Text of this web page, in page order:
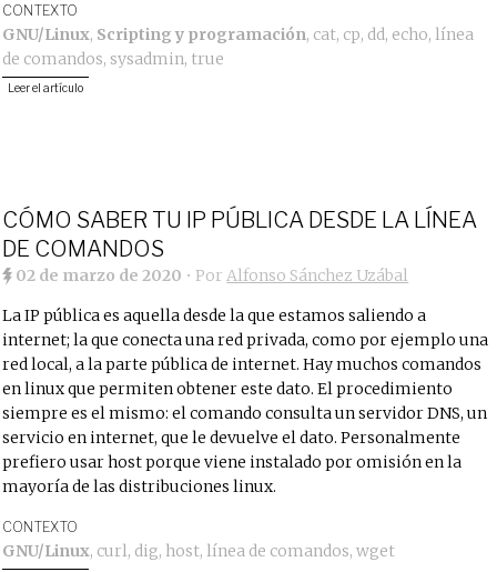
CONTEXTO
GNU/Linux, Scripting y programación, cat, cp, dd, echo,línea
de comandos, sysadmin, true
Leer el artículo
CÓMO SABER TU IP PÚBLICA DESDE LA LÍNEA
DE COMANDOS
02 de marzo de 2020 • PorAlfonso Sánchez Uzábal
La IP pública es aquella desde la que estamos saliendo a
internet; la que conecta una red privada, como por ejemplo una
red local, a la parte pública de internet. Hay muchos comandos
en linux que permiten obtener este dato. El procedimiento
siempre es el mismo: el comando consulta un servidor DNS, un
servicio en internet, que le devuelve el dato. Personalmente
prefiero usar host porque viene instalado por omisión en la
mayoría de las distribuciones linux.
CONTEXTO
GNU/Linux, curl, dig, host,línea de comandos,wget